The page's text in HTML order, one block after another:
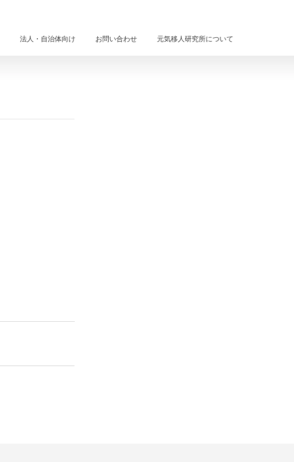
法人・自治体向け お問い合わせ 元気移人研究所について